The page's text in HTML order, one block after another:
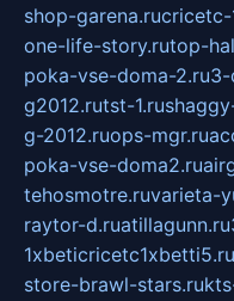
shop-garena.rucricetc-
one-life-story.rutop-
poka-vse-doma-2.ru3-
g2012.rutst-1.ru
g-2012.ruops-mgr.ru
poka-vse-doma2.ru
tehosmotre.ruvarieta-
raytor-d.ruatillagunn.ru
1xbeticricetc1xbetti5.ru
store-brawl-stars.ru